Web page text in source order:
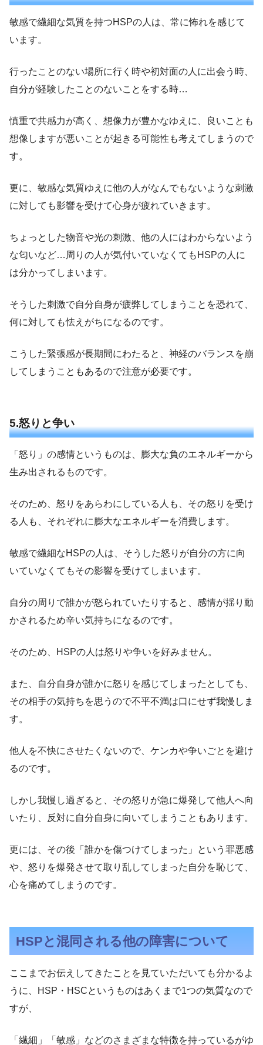
敏感で繊細な気質を持つHSPの人は、常に怖れを感じて
います。
行ったことのない場所に行く時や初対面の人に出会う時、
自分が経験したことのないことをする時…
慎重で共感力が高く、想像力が豊かなゆえに、良いことも
想像しますが悪いことが起きる可能性も考えてしまうので
す。
更に、敏感な気質ゆえに他の人がなんでもないような刺激
に対しても影響を受けて心身が疲れていきます。
ちょっとした物音や光の刺激、他の人にはわからないよう
な匂いなど…周りの人が気付いていなくてもHSPの人に
は分かってしまいます。
そうした刺激で自分自身が疲弊してしまうことを恐れて、
何に対しても怯えがちになるのです。
こうした緊張感が長期間にわたると、神経のバランスを崩
してしまうこともあるので注意が必要です。
5.怒りと争い
「怒り」の感情というものは、膨大な負のエネルギーから
生み出されるものです。
そのため、怒りをあらわにしている人も、その怒りを受け
る人も、それぞれに膨大なエネルギーを消費します。
敏感で繊細なHSPの人は、そうした怒りが自分の方に向
いていなくてもその影響を受けてしまいます。
自分の周りで誰かが怒られていたりすると、感情が揺り動
かされるため辛い気持ちになるのです。
そのため、HSPの人は怒りや争いを好みません。
また、自分自身が誰かに怒りを感じてしまったとしても、
その相手の気持ちを思うので不平不満は口にせず我慢しま
す。
他人を不快にさせたくないので、ケンカや争いごとを避け
るのです。
しかし我慢し過ぎると、その怒りが急に爆発して他人へ向
いたり、反対に自分自身に向いてしまうこともあります。
更には、その後「誰かを傷つけてしまった」という罪悪感
や、怒りを爆発させて取り乱してしまった自分を恥じて、
心を痛めてしまうのです。
HSPと混同される他の障害について
ここまでお伝えしてきたことを見ていただいても分かるよ
うに、HSP・HSCというものはあくまで1つの気質なので
すが、
「繊細」「敏感」などのさまざまな特徴を持っているがゆ